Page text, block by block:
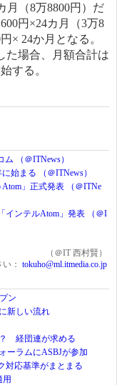
月（8万8800円）だ
円×24カ月（3万8
× 24か月となる。
た場合、月額合計は
する。
（＠ITNews）
始まる （＠ITNews）
」正式発表 （＠ITNe
インテルAtom」発表 （＠I
（＠IT 西村賢）
： tokuho@ml.itmedia.co.jp
ン
新しい流れ
経団連が求める
ーラムにASBJが参加
対応基準がまとまる
用